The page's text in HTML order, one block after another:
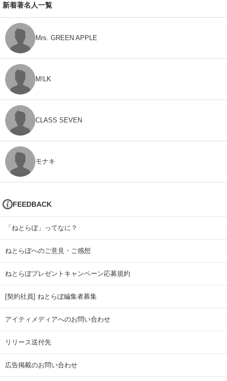
新着著名人一覧
Mrs. GREEN APPLE
M!LK
CLASS SEVEN
モナキ
FEEDBACK
「ねとらぼ」ってなに？
ねとらぼへのご意見・ご感想
ねとらぼプレゼントキャンペーン応募規約
[契約社員] ねとらぼ編集者募集
アイティメディアへのお問い合わせ
リリース送付先
広告掲載のお問い合わせ